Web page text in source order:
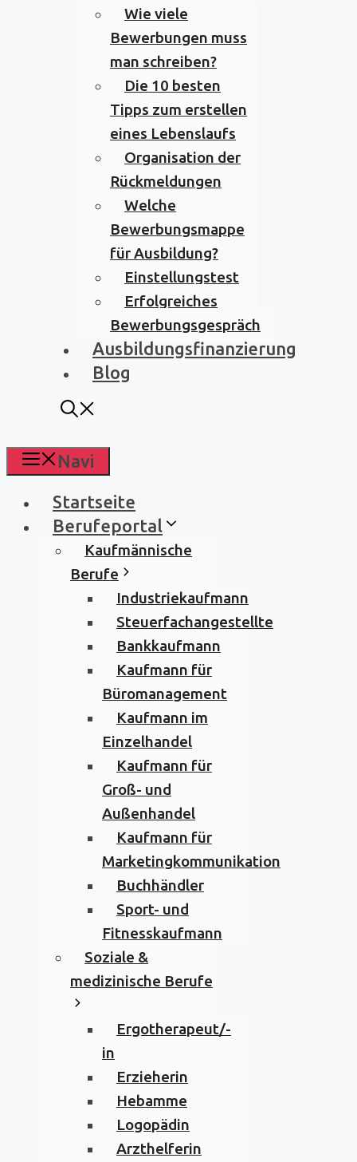
Wie viele
Bewerbungen muss
man schreiben?
Die 10 besten
Tipps zum erstellen
eines Lebenslaufs
Organisation der
Rückmeldungen
Welche
Bewerbungsmappe
für Ausbildung?
Einstellungstest
Erfolgreiches
Bewerbungsgespräch
Ausbildungsfinanzierung
Blog
Navi
Startseite
Berufeportal
Kaufmännische
Berufe
Industriekaufmann
Steuerfachangestellte
Bankkaufmann
Kaufmann für
Büromanagement
Kaufmann im
Einzelhandel
Kaufmann für
Groß- und
Außenhandel
Kaufmann für
Marketingkommunikation
Buchhändler
Sport- und
Fitnesskaufmann
Soziale &
medizinische Berufe
Ergotherapeut/-
in
Erzieherin
Hebamme
Logopädin
Arzthelferin